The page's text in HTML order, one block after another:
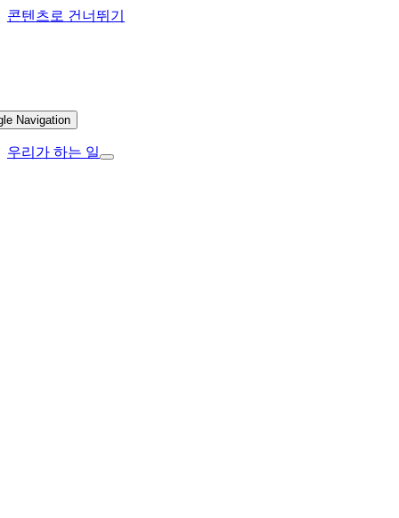
콘텐츠로 건너뛰기
Navigation
우리가 하는 일